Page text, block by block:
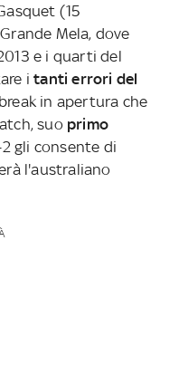
(15
Mela, dove
e i quarti del
itanti errori del
in apertura che
suo primo
gli consente di
l'australiano